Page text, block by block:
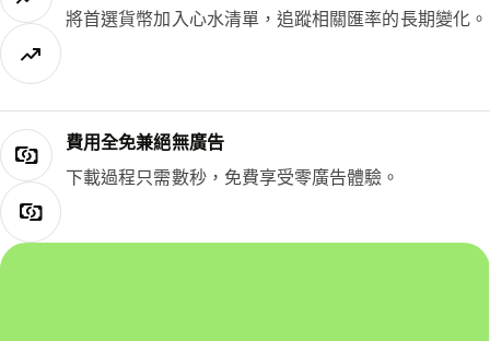
將首選貨幣加入心水清單，追蹤相關匯率的長期變化。
費用全免兼絕無廣告
下載過程只需數秒，免費享受零廣告體驗。